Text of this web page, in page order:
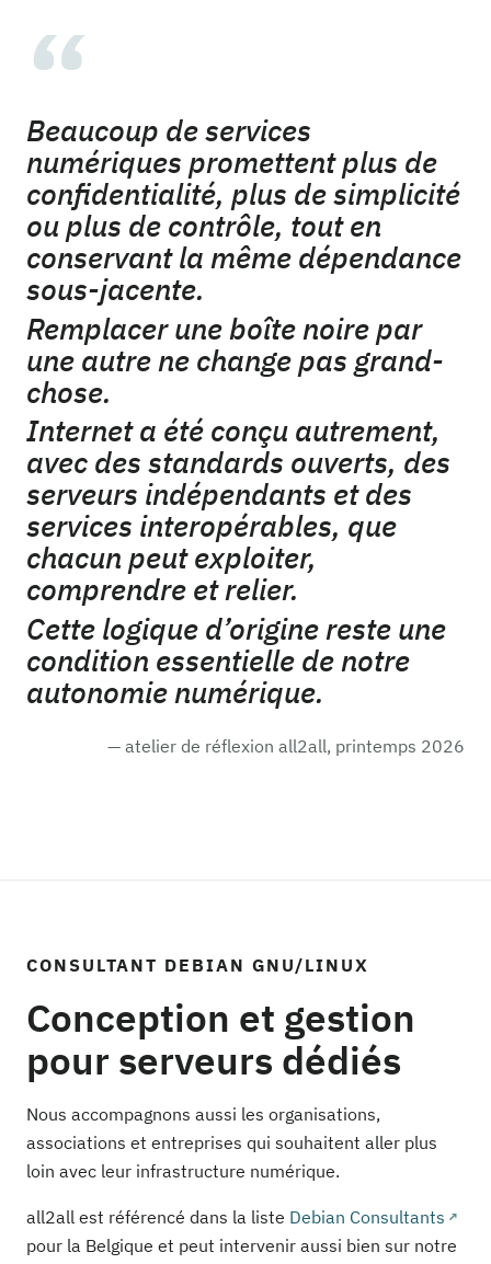
“
Beaucoup de services
numériques promettent plus de
confidentialité, plus de simplicité
ou plus de contrôle, tout en
conservant la même dépendance
sous-jacente.
Remplacer une boîte noire par
une autre ne change pas grand-
chose.
Internet a été conçu autrement,
avec des standards ouverts, des
serveurs indépendants et des
services interopérables, que
chacun peut exploiter,
comprendre et relier.
Cette logique d’origine reste une
condition essentielle de notre
autonomie numérique.
— atelier de réflexion all2all, printemps 2026
CONSULTANT DEBIAN GNU/LINUX
Conception et gestion
pour serveurs dédiés
Nous accompagnons aussi les organisations,
associations et entreprises qui souhaitent aller plus
loin avec leur infrastructure numérique.
all2all est référencé dans la liste Debian Consultants
pour la Belgique et peut intervenir aussi bien sur notre